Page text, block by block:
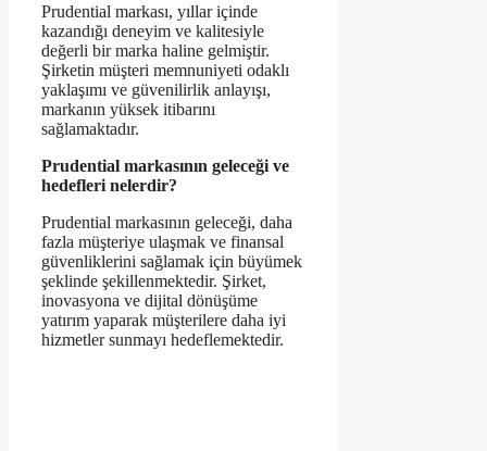
Prudential markası, yıllar içinde
kazandığı deneyim ve kalitesiyle
değerli bir marka haline gelmiştir.
Şirketin müşteri memnuniyeti odaklı
yaklaşımı ve güvenilirlik anlayışı,
markanın yüksek itibarını
sağlamaktadır.
Prudential markasının geleceği ve
hedefleri nelerdir?
Prudential markasının geleceği, daha
fazla müşteriye ulaşmak ve finansal
güvenliklerini sağlamak için büyümek
şeklinde şekillenmektedir. Şirket,
inovasyona ve dijital dönüşüme
yatırım yaparak müşterilere daha iyi
hizmetler sunmayı hedeflemektedir.